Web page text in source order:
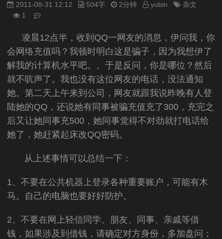
2011-08-31 12:12 504字 2分钟 yobin
杂文
1
凌晨12点半，收到QQ一网友的消息，伊问我，你
会网络充值吗？我顿时明白这是骗子，因为我想伊了
解我的计算机水平吧。。于是反问，你是哪位？然后
就不吭声了。我也没有这位网友的电话，没法通知
她。第二天上午来到公司，网友就跟我说昨晚有人登
陆她的QQ，还说她有同事被骗充值充了300，充完之
后又让她同事充500，她同事觉得不对劲就打电话给
她了，她赶紧起床改QQ密码。
从上述事情可以总结一下：
1、不要在公共机器上登录各种重要账户，可能有木
马。自己的电脑也要好好防护。
2、不要在网上轻信同学、朋友、同事、亲戚等借
钱，如果涉及到借钱，请确定对方身份，多加盘问；